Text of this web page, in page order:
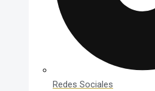
Redes Sociales